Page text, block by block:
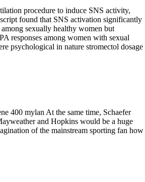
procedure to induce SNS activity,
found that SNS activation significantly
sexually healthy women but
responses among women with sexual
psychological in nature stromectol dosage
400 mylan At the same time, Schaefer
and Hopkins would be a huge
of the mainstream sporting fan how